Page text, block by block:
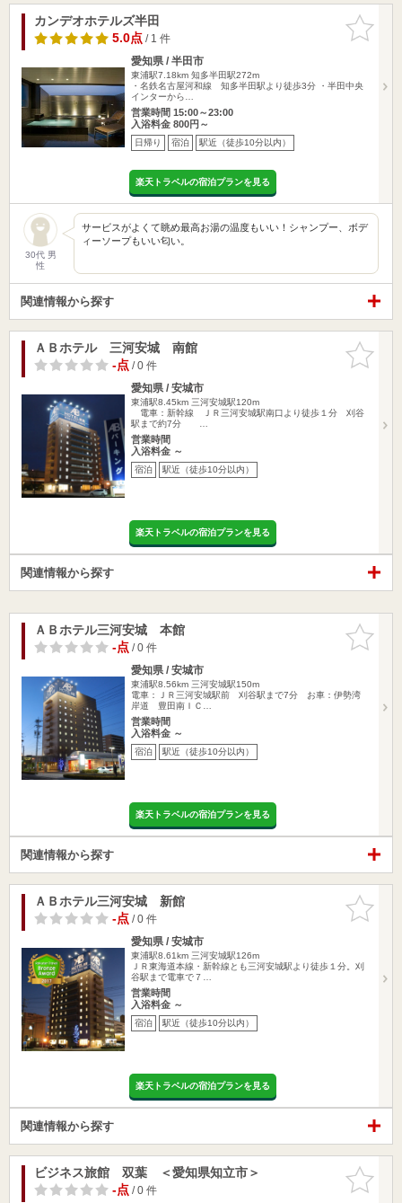
お気に入
りに追加
カンデオホテルズ半田
5.0点/ 1 件
愛知県 / 半田市
東浦駅7.18km 知多半田駅272m
・名鉄名古屋河和線 知多半田駅より徒歩3分 ・半田中央
インターから…
営業時間 15:00～23:00
入浴料金 800円～
日帰り 宿泊 駅近（徒歩10分以内）
楽天トラベルの宿泊プランを見る
30代 男
性
サービスがよくて眺め最高お湯の温度もいい！シャンプー、ボデ
ィーソープもいい匂い。
関連情報から探す
お気に入
りに追加
ＡＢホテル 三河安城 南館
-点/ 0 件
愛知県 / 安城市
東浦駅8.45km 三河安城駅120m
電車：新幹線 ＪＲ三河安城駅南口より徒歩１分 刈谷
駅まで約7分 …
営業時間
入浴料金 ～
宿泊 駅近（徒歩10分以内）
楽天トラベルの宿泊プランを見る
関連情報から探す
お気に入
りに追加
ＡＢホテル三河安城 本館
-点/ 0 件
愛知県 / 安城市
東浦駅8.56km 三河安城駅150m
電車：ＪＲ三河安城駅前 刈谷駅まで7分 お車：伊勢湾
岸道 豊田南ＩＣ…
営業時間
入浴料金 ～
宿泊 駅近（徒歩10分以内）
楽天トラベルの宿泊プランを見る
関連情報から探す
お気に入
りに追加
ＡＢホテル三河安城 新館
-点/ 0 件
愛知県 / 安城市
東浦駅8.61km 三河安城駅126m
ＪＲ東海道本線・新幹線とも三河安城駅より徒歩１分。刈
谷駅まで電車で７…
営業時間
入浴料金 ～
宿泊 駅近（徒歩10分以内）
楽天トラベルの宿泊プランを見る
関連情報から探す
お気に入
りに追加
ビジネス旅館 双葉 ＜愛知県知立市＞
-点/ 0 件